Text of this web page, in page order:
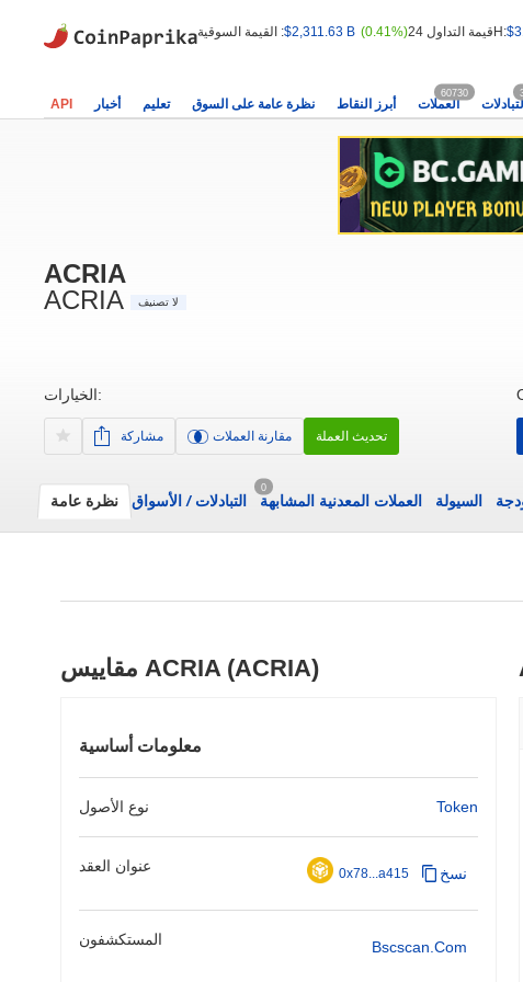
القيمة السوقية :$2,311.63 B (0.41%) قيمة التداول 24H:
API أخبار تعليم نظرة عامة على السوق أبرز النقاط العملات
60730
ACRIA
ACRIA
لا تصنيف
الخيارات:
مشاركة مقارنة العملات تحديث العملة
نظرة عامة التبادلات/ الأسواق
0
العملات المعدنية المشابهة السيولة
مقاييس ACRIA (ACRIA)
معلومات أساسية
نوع الأصول Token
عنوان العقد 0x78...a415 نسخ
المستكشفون Bscscan.com